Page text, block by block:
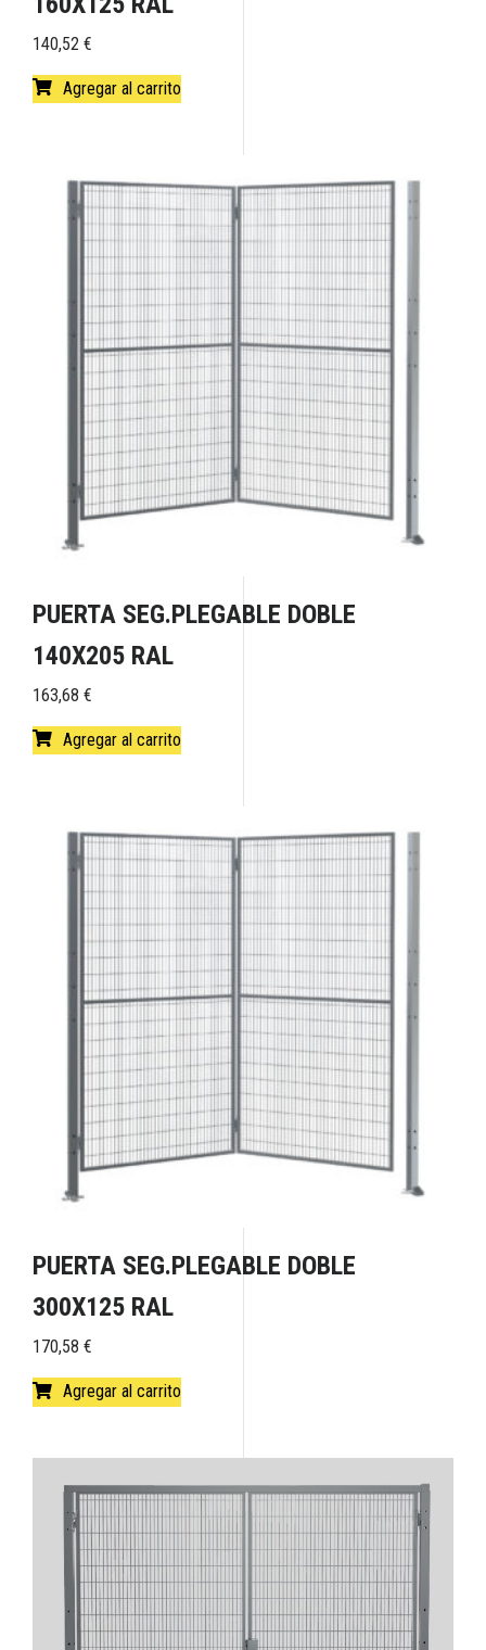
140,52 €
Agregar al carrito
PUERTA SEG.PLEGABLE DOBLE
140X205 RAL
163,68 €
Agregar al carrito
PUERTA SEG.PLEGABLE DOBLE
300X125 RAL
170,58 €
Agregar al carrito